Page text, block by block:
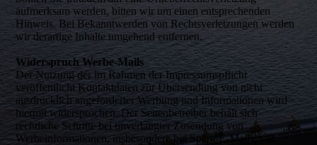
aufmerksam werden, bitten wir um einen entsprechenden
Hinweis. Bei Bekanntwerden von Rechtsverletzungen werden
wir derartige Inhalte umgehend entfernen.
Widerspruch Werbe-Mails
Der Nutzung der im Rahmen der Impressumspflicht
veröffentlicht Kontaktdaten zur Übersendung von nicht
ausdrücklich angeforderter Werbung und Informationen wird
hiermit widersprochen. Der Seitenbetreiber behält sich
rechtliche Schritte bei unverlangter Zusendung von
Werbeinformationen, insbesondere bei Spam-E-Mails, vor.